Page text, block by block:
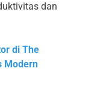
dan
di The
Modern